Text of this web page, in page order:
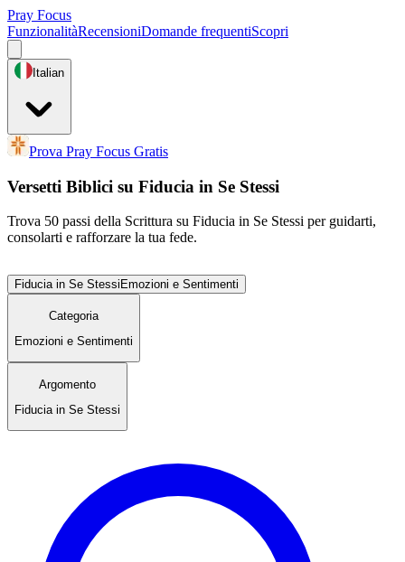
Pray Focus
FunzionalitàRecensioniDomande frequentiScopri
Italian
Prova Pray Focus Gratis
Versetti Biblici su Fiducia in Se Stessi
Trova 50 passi della Scrittura su Fiducia in Se Stessi per guidarti,
consolarti e rafforzare la tua fede.
Fiducia in Se Stessi Emozioni e Sentimenti
Categoria
Emozioni e Sentimenti
Argomento
Fiducia in Se Stessi